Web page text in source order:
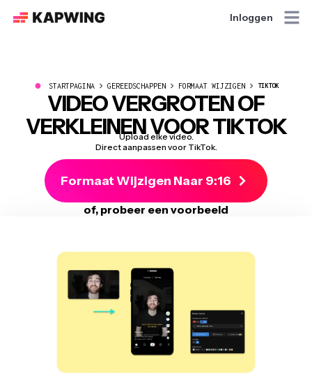
Inloggen
● STARTPAGINA GEREEDSCHAPPEN FORMAAT WIJZIGEN TIKTOK
VIDEO VERGROTEN OF
VERKLEINEN VOOR TIKTOK
Upload elke video.
Direct aanpassen voor TikTok.
Formaat Wijzigen Naar 9:16
of, probeer een voorbeeld